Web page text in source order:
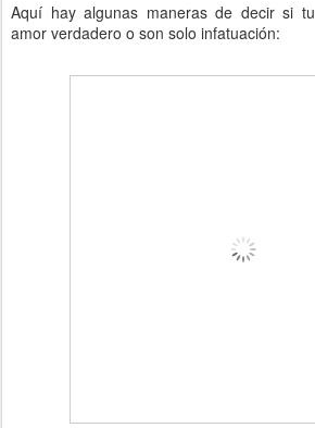
Aquí hay algunas maneras de decir si
amor verdadero o son solo infatuación: